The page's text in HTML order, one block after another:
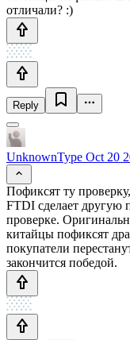
отличали? :)
Reply
UnknownType Oct 20
Пофиксят ту
FTDI сделает другую
проверке.
китайцы пофиксят
покупатели
закончится победой.